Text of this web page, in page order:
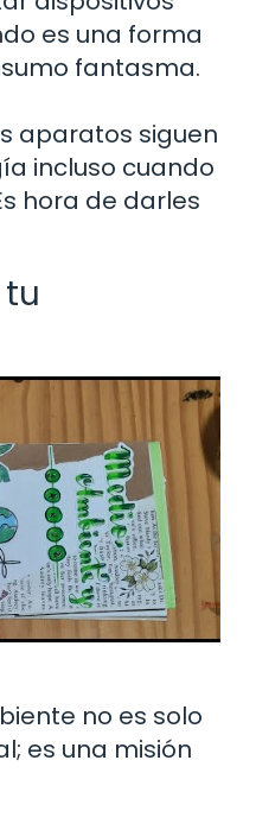
es una forma
fantasma.
aparatos siguen
incluso cuando
hora de darles
no es solo
es una misión